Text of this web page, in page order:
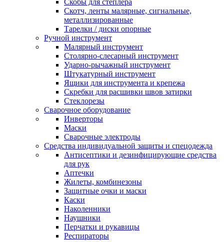
Скобы для степлера
Скотч, ленты малярные, сигнальные,
металлизированные
Тарелки / диски опорные
Ручной инструмент
Малярный инструмент
Столярно-слесарный инструмент
Ударно-рычажный инструмент
Штукатурный инструмент
Ящики для инструмента и крепежа
Скребки для расшивки швов затирки
Стеклорезы
Сварочное оборудование
Инверторы
Маски
Сварочные электроды
Средства индивидуальной защиты и спецодежда
Антисептики и дезинфицирующие средства
для рук
Аптечки
Жилеты, комбинезоны
Защитные очки и маски
Каски
Наколенники
Наушники
Перчатки и рукавицы
Респираторы